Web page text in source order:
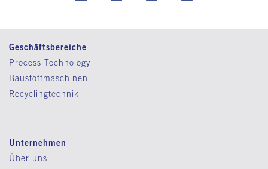
Geschäftsbereiche
Process Technology
Baustoffmaschinen
Recyclingtechnik
Unternehmen
Über uns